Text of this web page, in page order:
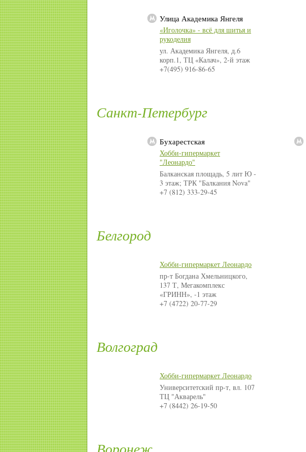
Улица Академика Янгеля
«Иголочка» - всё для шитья и
рукоделия
ул. Академика Янгеля, д.6
корп.1, ТЦ «Калач», 2-й этаж
+7(495) 916-86-65
Санкт-Петербург
Бухарестская
Хобби-гипермаркет
"Леонардо"
Балканская площадь, 5 лит Ю -
3 этаж; ТРК "Балкания Nova"
+7 (812) 333-29-45
Белгород
Хобби-гипермаркет Леонардо
пр-т Богдана Хмельницкого,
137 Т, Мегакомплекс
«ГРИНН», -1 этаж
+7 (4722) 20-77-29
Волгоград
Хобби-гипермаркет Леонардо
Университетский пр-т, вл. 107
ТЦ "Акварель"
+7 (8442) 26-19-50